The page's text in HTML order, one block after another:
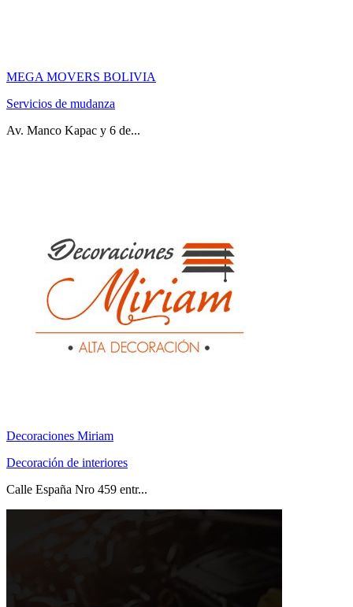
MEGA MOVERS BOLIVIA
Servicios de mudanza
Av. Manco Kapac y 6 de...
Decoraciones Miriam
Decoración de interiores
Calle España Nro 459 entr...